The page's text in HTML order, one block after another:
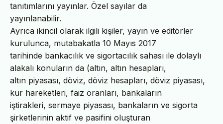
tanıtımlarını yayınlar. Özel sayılar da
yayınlanabilir.
Ayrıca ikincil olarak ilgili kişiler, yayın ve editörler
kurulunca, mutabakatla 10 Mayıs 2017
tarihinde bankacılık ve sigortacılık sahası ile dolaylı
alakalı konuların da (altın, altın hesapları,
altın piyasası, döviz, döviz hesapları, döviz piyasası,
kur hareketleri, faiz oranları, bankaların
iştirakleri, sermaye piyasası, bankaların ve sigorta
şirketlerinin aktif ve pasifini oluşturan